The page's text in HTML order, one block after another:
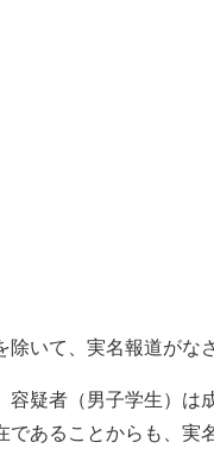
除いて、実名報道がな
容疑者（男子学生）は
であることからも、実